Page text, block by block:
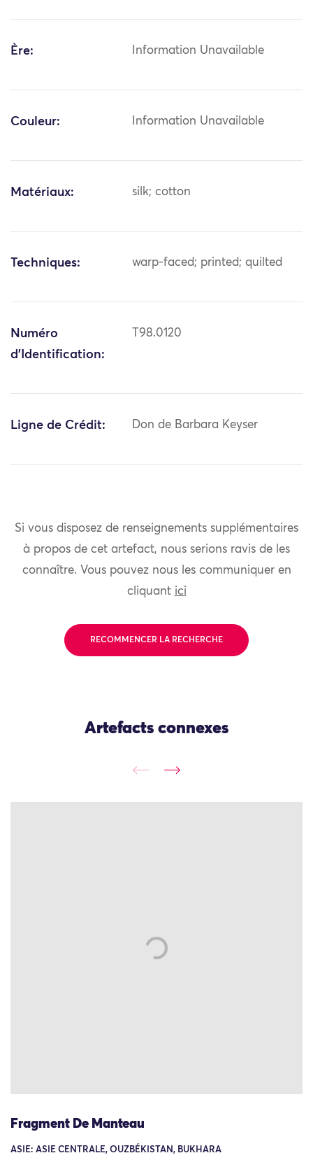
Ère: Information Unavailable
Couleur: Information Unavailable
Matériaux: silk; cotton
Techniques: warp-faced; printed; quilted
Numéro
d'Identification:
T98.0120
Ligne de Crédit: Don de Barbara Keyser
Si vous disposez de renseignements supplémentaires
à propos de cet artefact, nous serions ravis de les
connaître. Vous pouvez nous les communiquer en
cliquant ici
RECOMMENCER LA RECHERCHE
Artefacts connexes
Fragment De Manteau
ASIE: ASIE CENTRALE, OUZBÉKISTAN, BUKHARA